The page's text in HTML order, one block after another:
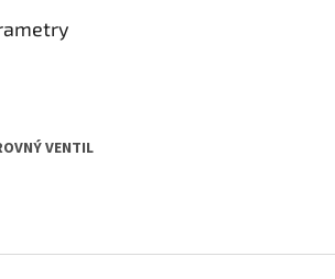
VENTIL